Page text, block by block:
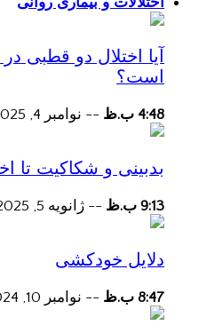
آیا اختلال دو قطبی
است؟
4:48 ب.ظ -- نوامبر 4, 2025
بدبینی و شکاکیت تا
9:13 ب.ظ -- ژانویه 5, 2025
دلایل خودکشی
8:47 ب.ظ -- نوامبر 10, 2024